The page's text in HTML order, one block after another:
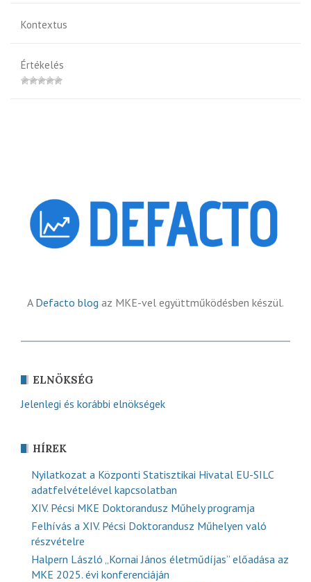
Kontextus
Értékelés
A Defacto blog az MKE-vel együttműködésben készül.
ELNÖKSÉG
Jelenlegi és korábbi elnökségek
HÍREK
Nyilatkozat a Központi Statisztikai Hivatal EU-SILC
adatfelvételével kapcsolatban
XIV. Pécsi MKE Doktorandusz Műhely programja
Felhívás a XIV. Pécsi Doktorandusz Műhelyen való
részvételre
Halpern László „Kornai János életműdíjas” előadása az
MKE 2025. évi konferenciáján